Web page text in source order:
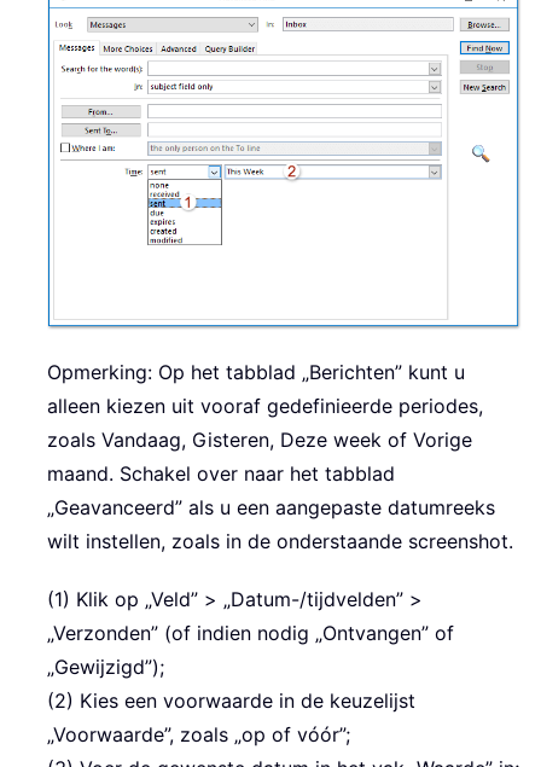
Opmerking: Op het tabblad „Berichten” kunt u
alleen kiezen uit vooraf gedefinieerde periodes,
zoals Vandaag, Gisteren, Deze week of Vorige
maand. Schakel over naar het tabblad
„Geavanceerd” als u een aangepaste datumreeks
wilt instellen, zoals in de onderstaande screenshot.
(1) Klik op „Veld” > „Datum-/tijdvelden” >
„Verzonden” (of indien nodig „Ontvangen” of
„Gewijzigd”);
(2) Kies een voorwaarde in de keuzelijst
„Voorwaarde”, zoals „op of vóór”;